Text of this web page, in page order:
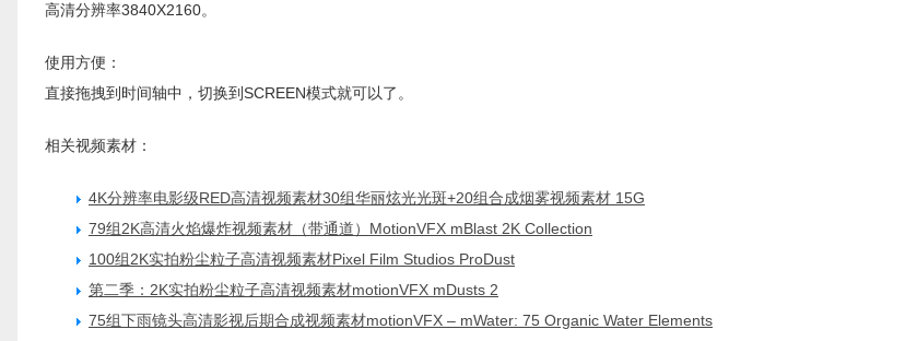
高清分辨率3840X2160。
使用方便：
直接拖拽到时间轴中，切换到SCREEN模式就可以了。
相关视频素材：
4K分辨率电影级RED高清视频素材30组华丽炫光光斑+20组合成烟雾视频素材 15G
79组2K高清火焰爆炸视频素材（带通道）MotionVFX mBlast 2K Collection
100组2K实拍粉尘粒子高清视频素材Pixel Film Studios ProDust
第二季：2K实拍粉尘粒子高清视频素材motionVFX mDusts 2
75组下雨镜头高清影视后期合成视频素材motionVFX – mWater: 75 Organic Water Elements